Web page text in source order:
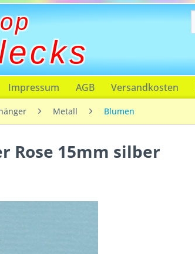
Impressum AGB Versandkosten
Metall Blumen
Rose 15mm silber